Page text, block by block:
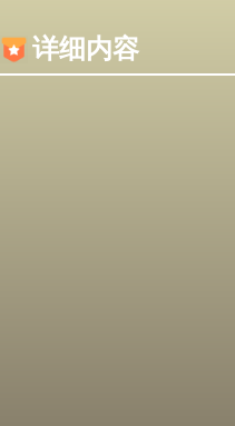
详细内容